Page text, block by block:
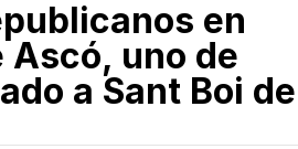
en
Ascó, uno de
a Sant Boi de